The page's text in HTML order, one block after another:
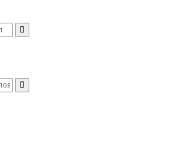
Search
Search